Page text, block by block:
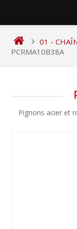
content
01 -
PCRMA10B38A
Pignons acier et
DE